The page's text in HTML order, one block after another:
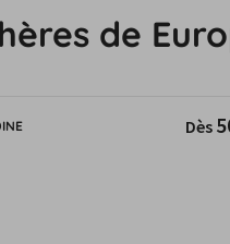
de
Dès